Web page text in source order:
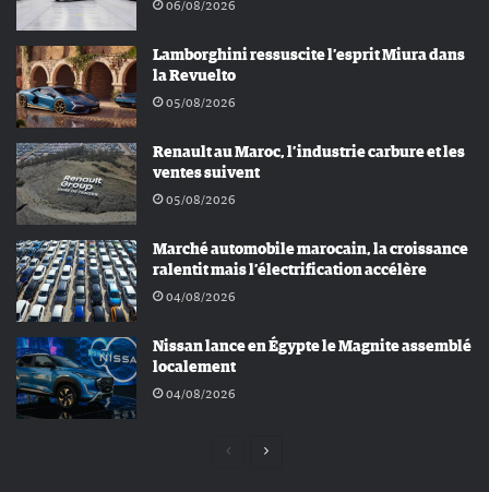
06/08/2026
Lamborghini ressuscite l’esprit Miura dans
la Revuelto
05/08/2026
Renault au Maroc, l’industrie carbure et les
ventes suivent
05/08/2026
Marché automobile marocain, la croissance
ralentit mais l’électrification accélère
04/08/2026
Nissan lance en Égypte le Magnite assemblé
localement
04/08/2026
Page
Page